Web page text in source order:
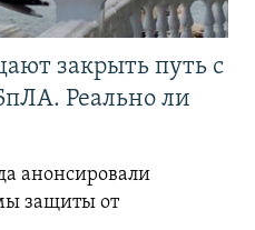
закрыть путь с
Реально ли
анонсировали
защиты от